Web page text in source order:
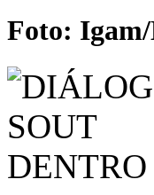
Foto: